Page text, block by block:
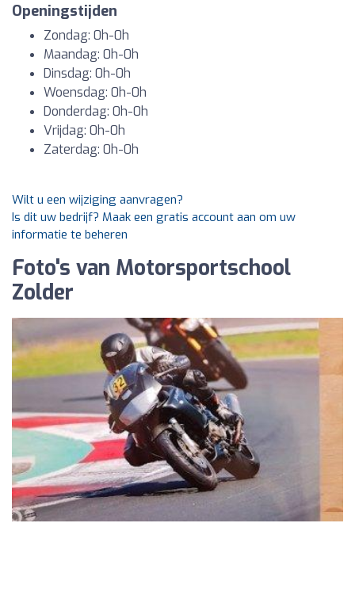
Openingstijden
Zondag: 0h-0h
Maandag: 0h-0h
Dinsdag: 0h-0h
Woensdag: 0h-0h
Donderdag: 0h-0h
Vrijdag: 0h-0h
Zaterdag: 0h-0h
Wilt u een wijziging aanvragen?
Is dit uw bedrijf? Maak een gratis account aan om uw
informatie te beheren
Foto's van Motorsportschool
Zolder